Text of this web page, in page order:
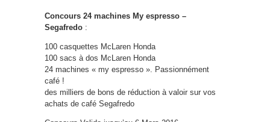
Concours 24 machines My espresso –
Segafredo :
100 casquettes McLaren Honda
100 sacs à dos McLaren Honda
24 machines « my espresso ». Passionnément
café !
des milliers de bons de réduction à valoir sur vos
achats de café Segafredo